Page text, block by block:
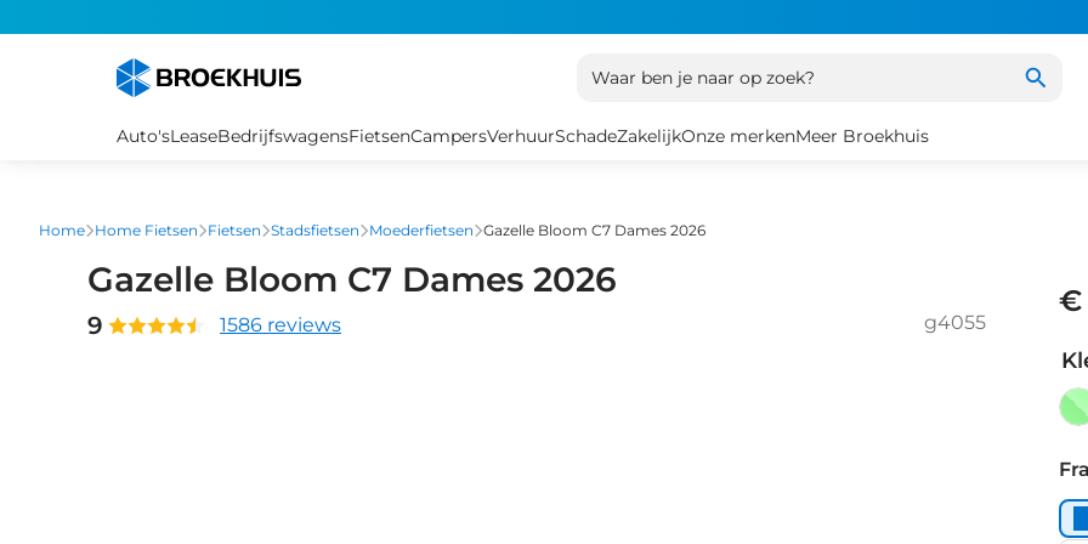
Waar ben je naar op zoek?
Auto'sLeaseBedrijfswagensFietsenCampersVerhuurSchadeZakelijkOnze merkenMeer Broekhuis
Home Home Fietsen Fietsen Stadsfietsen Moederfietsen Gazelle Bloom C7 Dames 2026
Gazelle Bloom C7 Dames 2026
9 1586 reviews g4055
€